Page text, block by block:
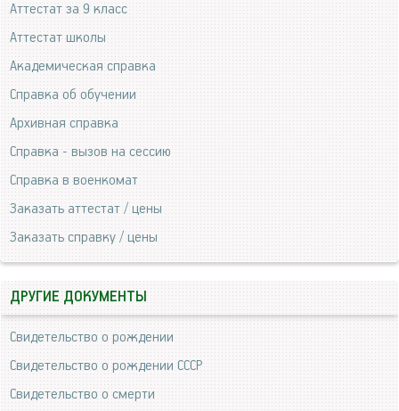
Аттестат за 9 класс
Аттестат школы
Академическая справка
Справка об обучении
Архивная справка
Справка - вызов на сессию
Справка в военкомат
Заказать аттестат / цены
Заказать справку / цены
ДРУГИЕ ДОКУМЕНТЫ
Свидетельство о рождении
Свидетельство о рождении СССР
Свидетельство о смерти